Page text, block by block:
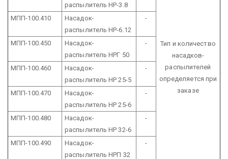
Тип и количество
насадков-
распылителей
определяется при
заказе
распылитель НР-3.8
МПП-100.410
Насадок-
распылитель НР-6.12
-
МПП-100.450
Насадок-
распылитель НРГ 50
-
МПП-100.460
Насадок-
распылитель НР 25-5
-
МПП-100.470
Насадок-
распылитель НР 25-6
-
МПП-100.480
Насадок-
распылитель НР 32-6
-
МПП-100.490
Насадок-
распылитель НРП 32
-